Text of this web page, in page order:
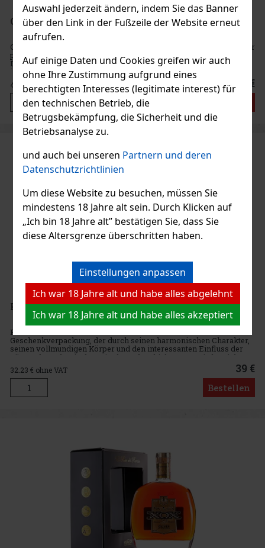
Auswahl jederzeit ändern, indem Sie das Banner
über den Link in der Fußzeile der Website erneut
aufrufen.
Auf einige Daten und Cookies greifen wir auch
ohne Ihre Zustimmung aufgrund eines
berechtigten Interesses (legitimate interest) für
den technischen Betrieb, die
Betrugsbekämpfung, die Sicherheit und die
Betriebsanalyse zu.
und auch bei unseren Partnern und deren
Datenschutzrichtlinien
Um diese Website zu besuchen, müssen Sie
mindestens 18 Jahre alt sein. Durch Klicken auf
„Ich bin 18 Jahre alt” bestätigen Sie, dass Sie
diese Altersgrenze überschritten haben.
Einstellungen anpassen
Ich war 18 Jahre alt und habe alles abgelehnt
Ich war 18 Jahre alt und habe alles akzeptiert
Oliver's Exquisito Rum 1985 40% 0,7 l
Oliver's Exquisito Rum 1985 ist der kühnste und feinste Rum aus der
prestigeträchtigen Exquisito-Serie. Dieses außergewöhnliche
Destillat aus der Dominikanischen Republik reift mehr als 21 Jahre
in Fässern aus amerikanischer Eiche, die ihm Tiefe, Kom
45.45 € ohne VAT 55 €
PuntaCana Club Tesoro Geschenkbox 38% 0,7 l
PuntaCana Club Tesoro ist ein dominikanischer Rum in einer
Geschenkverpackung, der durch seinen harmonischen Charakter,
seinen vollmundigen Körper und den interessanten Einfluss der
Fässer des schottischen Single-Malt-Whiskys Tomatin besticht.
Gerade
32.23 € ohne VAT 39 €
Bestellen